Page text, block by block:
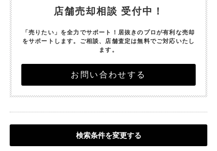
店舗売却相談 受付中！
「売りたい」を全力でサポート！ 居抜きのプロが有利な売却
をサポートします。 ご相談、店舗査定は無料でご対応いたし
ます。
お問い合わせする
検索条件を変更する